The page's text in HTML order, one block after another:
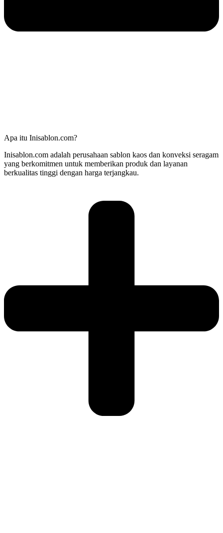
Apa itu Inisablon.com?
Inisablon.com adalah perusahaan sablon kaos dan konveksi seragam
yang berkomitmen untuk memberikan produk dan layanan
berkualitas tinggi dengan harga terjangkau.